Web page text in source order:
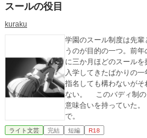
スールの役目
kuraku
学園のスール制度は先
うのが目的の一つ。前
に三か月ほどのスールを
入学してきたばかりの
指名しても構わないが
ない。 このバディ制の
意味合いを持っていた
で。
ライト文芸 完結 短編 R18